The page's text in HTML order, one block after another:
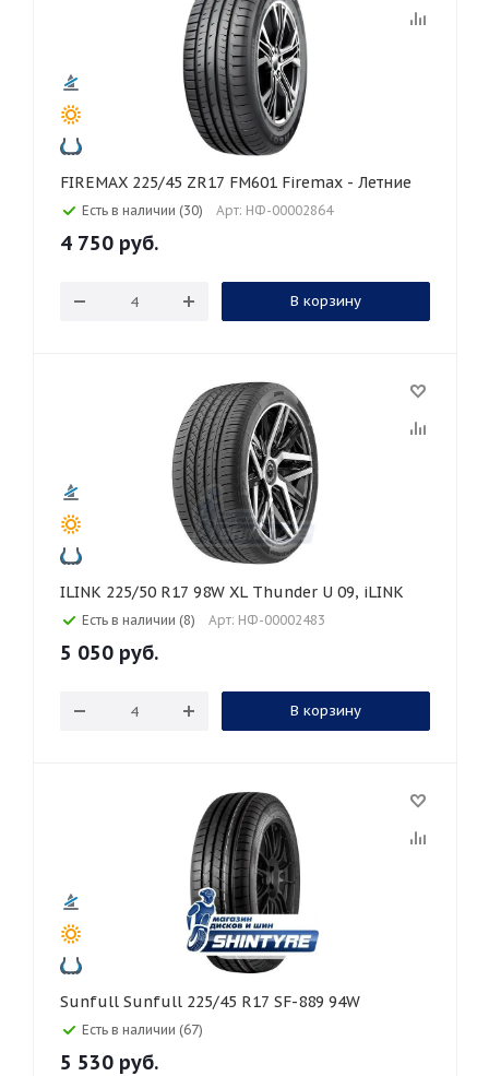
FIREMAX 225/45 ZR17 FM601 Firemax - Летние
Есть в наличии (30) Арт: НФ-00002864
4 750 руб.
В корзину
ILINK 225/50 R17 98W XL Thunder U 09, iLINK
Есть в наличии (8) Арт: НФ-00002483
5 050 руб.
В корзину
Sunfull Sunfull 225/45 R17 SF-889 94W
Есть в наличии (67)
5 530 руб.